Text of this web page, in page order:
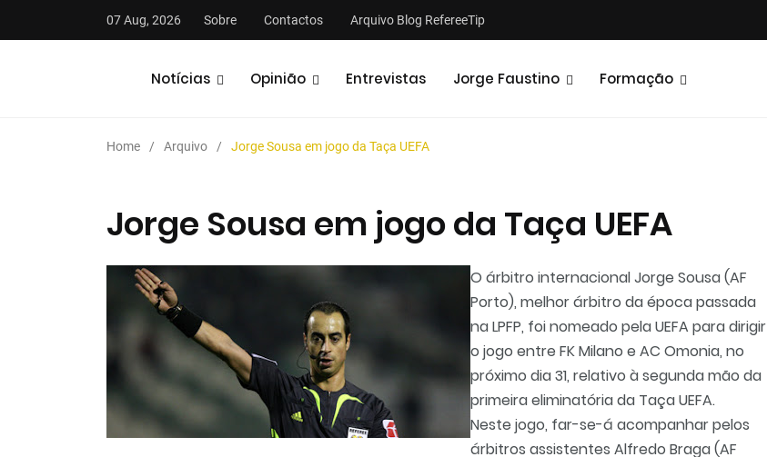
07 Aug, 2026 Sobre Contactos Arquivo Blog RefereeTip
Notícias Opinião Entrevistas Jorge Faustino Formação
Home Arquivo Jorge Sousa em jogo da Taça UEFA
Jorge Sousa em jogo da Taça UEFA
O árbitro internacional Jorge Sousa (AF
Porto), melhor árbitro da época passada
na LPFP, foi nomeado pela UEFA para dirigir
o jogo entre FK Milano e AC Omonia, no
próximo dia 31, relativo à segunda mão da
primeira eliminatória da Taça UEFA.
Neste jogo, far-se-á acompanhar pelos
árbitros assistentes Alfredo Braga (AF